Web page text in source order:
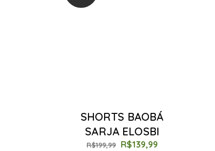
SHORTS BAOBÁ
SARJA ELOSBI
R$199,99 R$139,99